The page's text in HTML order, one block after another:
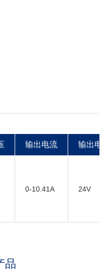
输出电流 输出电
0-10.41A 24V
品